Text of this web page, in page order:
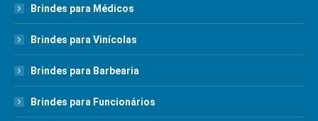
Brindes para Médicos
Brindes para Vinícolas
Brindes para Barbearia
Brindes para Funcionários